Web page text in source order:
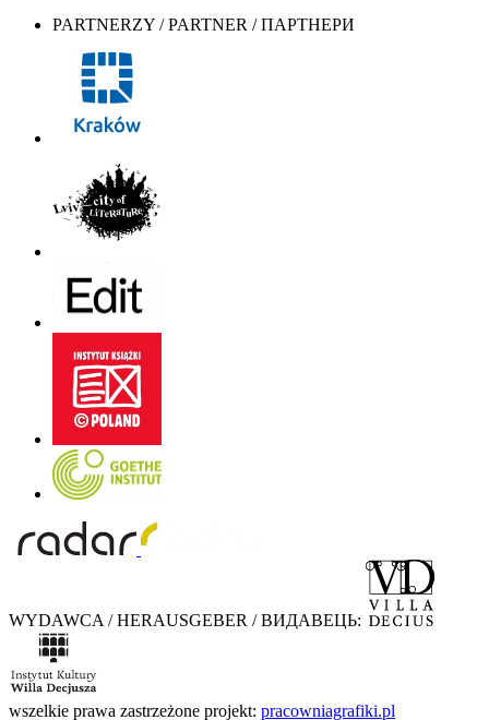
PARTNERZY / PARTNER / ПАРТНЕРИ
WYDAWCA / HERAUSGEBER / ВИДАВЕЦЬ:
wszelkie prawa zastrzeżone projekt: pracowniagrafiki.pl